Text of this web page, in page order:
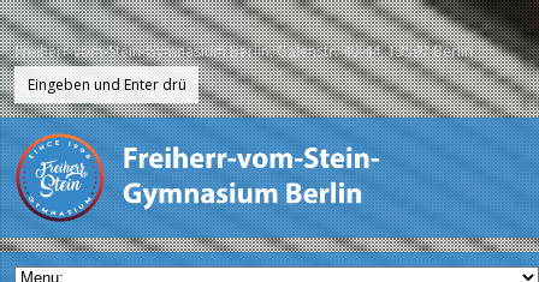
Freiherr-vom-Stein-Gymnasium Berlin, Galenstr. 40-44, 13597 Berlin